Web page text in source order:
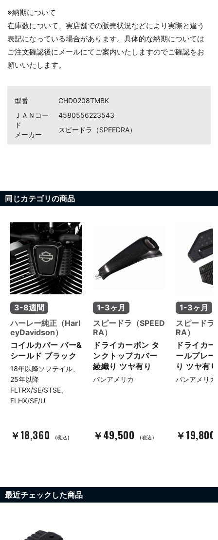
※納期について
在庫数について、実店舗での販売状況などにより実際と違う
表記になっている場合があります。具体的な納期については
ご注文確認後にメールにてご案内いたしますのでご確認をお
願いいたします。
型番
CHD0208TMBK
ＪＡＮコー
ド
4580556223543
メーカー
スピードラ（SPEEDRA）
お買い物を続ける
同じカテゴリの商品
3-8週間
ハーレー純正（Harl
eyDavidson）
コイルカバー バー&
シールド ブラック
18年以降ソフテイル、
25年以降
FLTRX/SE/STSE、
FLHX/SE/U
￥18,360 (税込)
1-3ヶ月
スピードラ（SPEED
RA）
ドライカーボン タ
ンクトップカバー
綾織り ツヤ有り
パンアメリカ
￥49,500 (税込)
1-3ヶ月
スピードラ
RA）
ドライカ
ールプレ
り ツヤ有り
パンアメリカ
￥19,800
最近チェックした商品